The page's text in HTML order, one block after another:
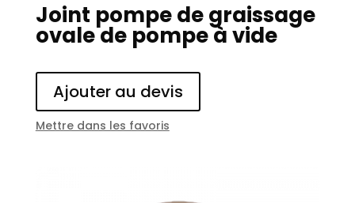
Joint pompe de graissage
ovale de pompe à vide
Ajouter au devis
Mettre dans les favoris